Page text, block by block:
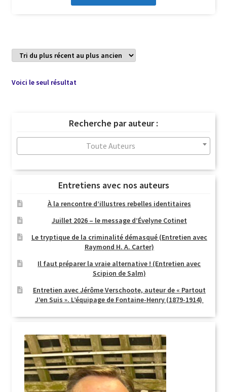
Voici le seul résultat
Recherche par auteur :
Toute Auteurs
Entretiens avec nos auteurs
À la rencontre d’illustres rebelles identitaires
Juillet 2026 – le message d’Évelyne Cotinet
Le tryptique de la criminalité démasqué (Entretien avec
Raymond H. A. Carter)
Il faut préparer la vraie alternative ! (Entretien avec
Scipion de Salm)
Entretien avec Jérôme Verschoote, auteur de « Partout
J’en Suis ». L’équipage de Fontaine-Henry (1879-1914)